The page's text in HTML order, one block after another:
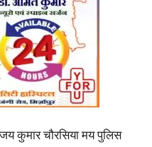
कुमार चौरसिया मय पुलिस